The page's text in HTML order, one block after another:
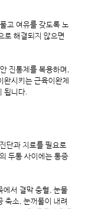
고 여유를 갖도록 노
로 해결되지 않으면
진통제를 복용하며,
시키는 근육이완제
됩니다.
단과 치료를 필요로
두통 사이에는 통증
에서 결막 충혈, 눈물
축소, 눈꺼풀이 내려